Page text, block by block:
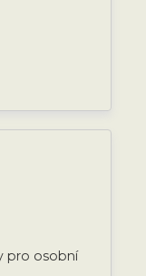
pro osobní